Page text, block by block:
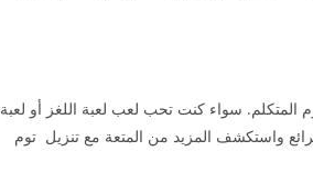
المتكلم. سواء كنت تحب لعب لعبة اللغز أو لعبة
واستكشف المزيد من المتعة مع تنزيل توم